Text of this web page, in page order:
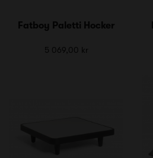
Fatboy Paletti Hocker
5 069,00 kr